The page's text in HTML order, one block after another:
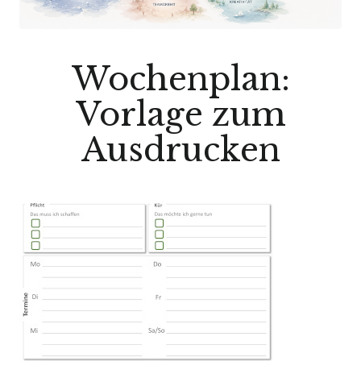
Wochenplan:
Vorlage zum
Ausdrucken